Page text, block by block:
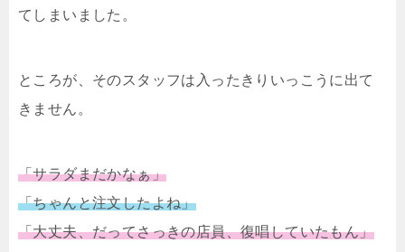
てしまいました。
ところが、そのスタッフは入ったきりいっこうに出て
きません。
「サラダまだかなぁ」
「ちゃんと注文したよね」
「大丈夫、だってさっきの店員、復唱していたもん」